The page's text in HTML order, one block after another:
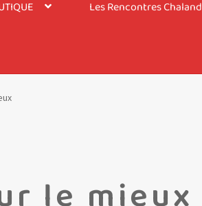
Les Rencontres Chaland